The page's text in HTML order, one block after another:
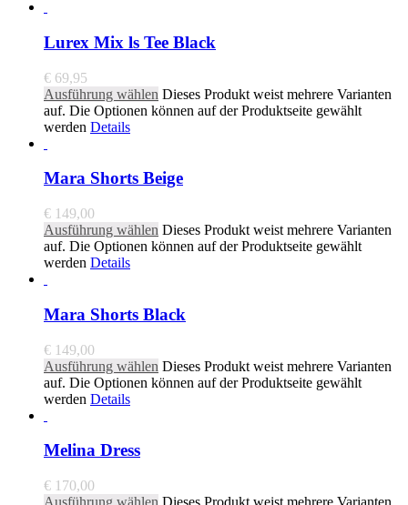
Lurex Mix ls Tee Black
€ 69,95
Ausführung wählen Dieses Produkt weist mehrere Varianten
auf. Die Optionen können auf der Produktseite gewählt
werden Details
Mara Shorts Beige
€ 149,00
Ausführung wählen Dieses Produkt weist mehrere Varianten
auf. Die Optionen können auf der Produktseite gewählt
werden Details
Mara Shorts Black
€ 149,00
Ausführung wählen Dieses Produkt weist mehrere Varianten
auf. Die Optionen können auf der Produktseite gewählt
werden Details
Melina Dress
€ 170,00
Ausführung wählen Dieses Produkt weist mehrere Varianten